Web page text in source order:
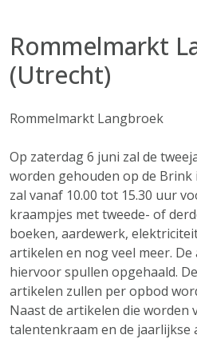
Rommelmarkt
(Utrecht)
Rommelmarkt Langbroek
Op zaterdag 6 juni zal de
worden gehouden op de
zal vanaf 10.00 tot 15.30 uur
kraampjes met tweede- of
boeken, aardewerk,
artikelen en nog veel meer.
hiervoor spullen opgehaald.
artikelen zullen per opbod
Naast de artikelen die worden
talentenkraam en de jaarlijkse